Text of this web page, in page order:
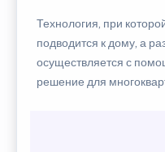
Технология, при
подводится к дому, а
осуществляется с
решение для